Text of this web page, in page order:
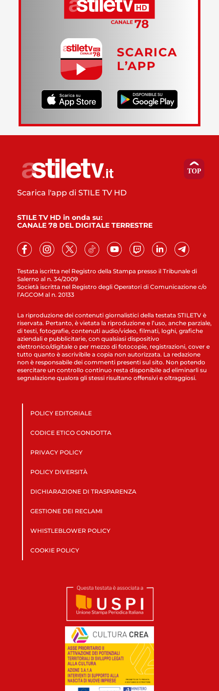
SCARICA
L’APP
Testata iscritta nel Registro della Stampa presso il Tribunale di
Salerno al n. 34/2009
Società iscritta nel Registro degli Operatori di Comunicazione c/o
l’AGCOM al n. 20133
Scarica l'app di STILE TV HD
STILE TV HD in onda su:
CANALE 78 DEL DIGITALE TERRESTRE
La riproduzione dei contenuti giornalistici della testata STILETV è
riservata. Pertanto, è vietata la riproduzione e l’uso, anche parziale,
di testi, fotografie, contenuti audio/video, filmati, loghi, grafiche
aziendali e pubblicitarie, con qualsiasi dispositivo
elettronico/digitale o per mezzo di fotocopie, registrazioni, cover e
tutto quanto è ascrivibile a copia non autorizzata. La redazione
non è responsabile dei commenti presenti sul sito. Non potendo
esercitare un controllo continuo resta disponibile ad eliminarli su
segnalazione qualora gli stessi risultano offensivi e oltraggiosi.
POLICY EDITORIALE
CODICE ETICO CONDOTTA
PRIVACY POLICY
POLICY DIVERSITÀ
DICHIARAZIONE DI TRASPARENZA
GESTIONE DEI RECLAMI
WHISTLEBLOWER POLICY
COOKIE POLICY